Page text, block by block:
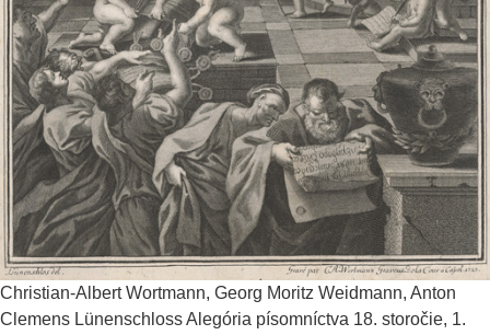
Christian-Albert Wortmann, Georg Moritz Weidmann, Anton
Clemens LünenschlossAlegória písomníctva 18. storočie, 1.